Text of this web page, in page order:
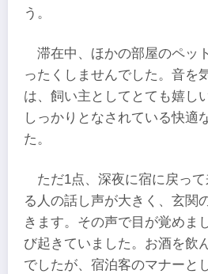
う。
滞在中、ほかの部屋のペッ
ったくしませんでした。音を
は、飼い主としてとても嬉し
しっかりとなされている快適
た。
ただ1点、深夜に宿に戻っ
る人の話し声が大きく、玄関
きます。その声で目が覚めま
び起きていました。お酒を飲
でしたが、宿泊客のマナーと